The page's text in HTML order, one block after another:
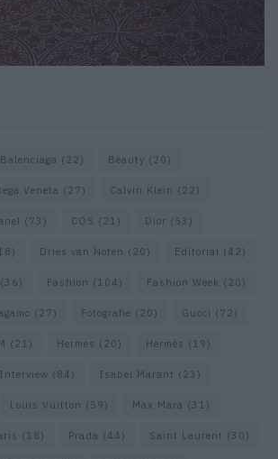
Balenciaga (22) Beauty (20)
Veneta (27) Calvin Klein (22)
(73) COS (21) Dior (53)
Dries van Noten (20) Editorial (42)
(36) Fashion (104) Fashion Week (20)
(27) Fotografie (20) Gucci (72)
(21) Hermes (20) Hermès (19)
Interview (84) Isabel Marant (23)
Louis Vuitton (59) Max Mara (31)
(18) Prada (44) Saint Laurent (30)